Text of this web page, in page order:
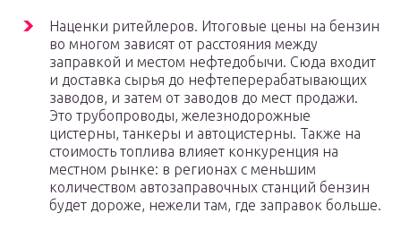
Наценки ритейлеров. Итоговые цены на бензин
во многом зависят от расстояния между
заправкой и местом нефтедобычи. Сюда входит
и доставка сырья до нефтеперерабатывающих
заводов, и затем от заводов до мест продажи.
Это трубопроводы, железнодорожные
цистерны, танкеры и автоцистерны. Также на
стоимость топлива влияет конкуренция на
местном рынке: в регионах с меньшим
количеством автозаправочных станций бензин
будет дороже, нежели там, где заправок больше.